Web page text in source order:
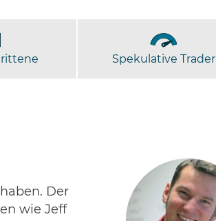
Spekulative Trader
Der
wie Jeff